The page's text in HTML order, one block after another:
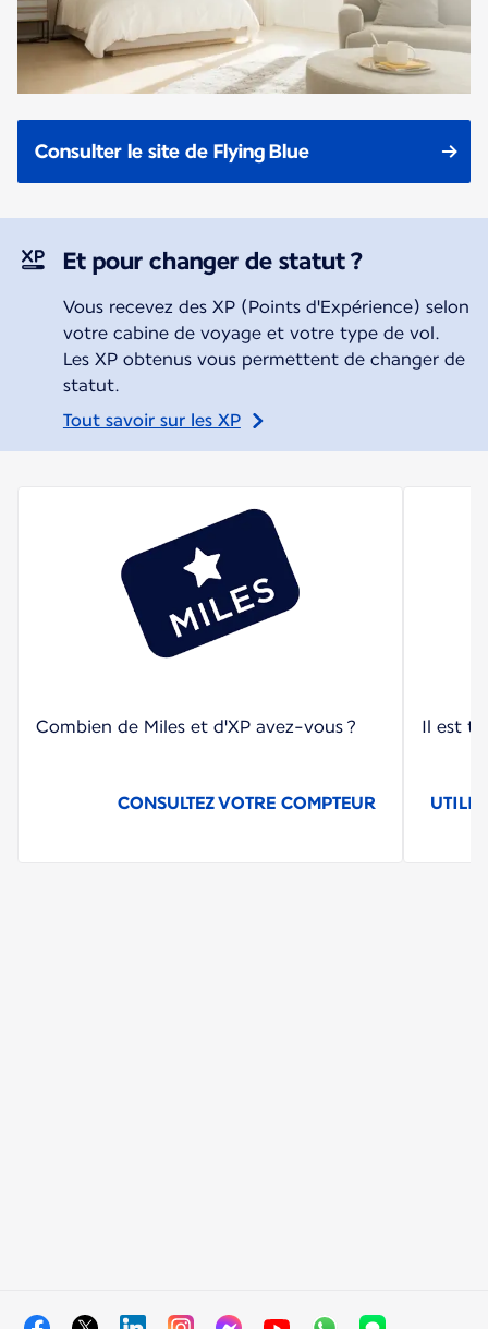
Consulter le site de Flying Blue
Et pour changer de statut ?
Vous recevez des XP (Points d'Expérience) selon
votre cabine de voyage et votre type de vol.
Les XP obtenus vous permettent de changer de
statut.
Tout savoir sur les XP
Combien de Miles et d'XP avez-vous ?
CONSULTEZ VOTRE COMPTEUR
Il est